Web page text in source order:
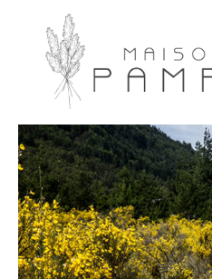
WELCOME
MAISON PAMPA
NOTRE HISTOIRE